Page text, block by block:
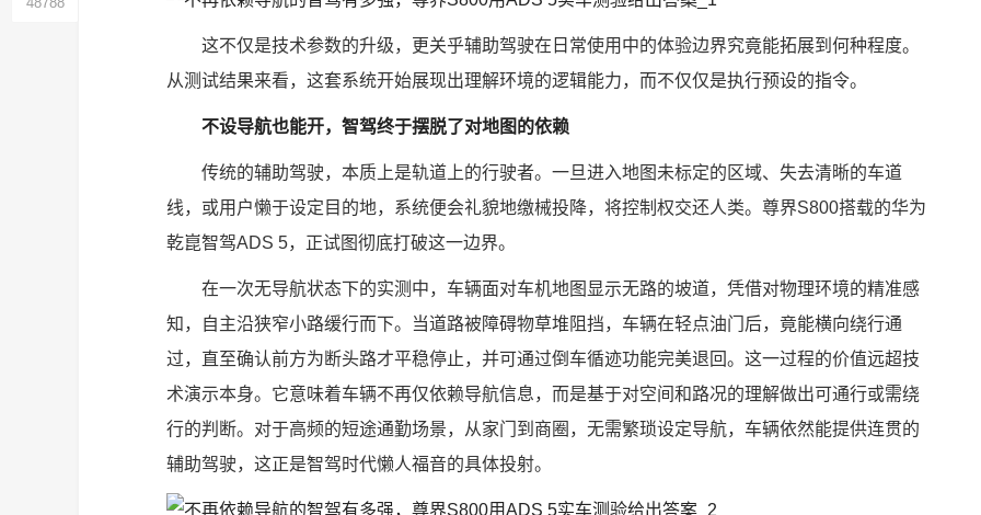
这不仅是技术参数的升级，更关乎辅助驾驶在日常使用中的体验边界究竟能拓展到何种程度。
从测试结果来看，这套系统开始展现出理解环境的逻辑能力，而不仅仅是执行预设的指令。
不设导航也能开，智驾终于摆脱了对地图的依赖
传统的辅助驾驶，本质上是轨道上的行驶者。一旦进入地图未标定的区域、失去清晰的车道
线，或用户懒于设定目的地，系统便会礼貌地缴械投降，将控制权交还人类。尊界S800搭载的华为
乾崑智驾ADS 5，正试图彻底打破这一边界。
在一次无导航状态下的实测中，车辆面对车机地图显示无路的坡道，凭借对物理环境的精准感
知，自主沿狭窄小路缓行而下。当道路被障碍物草堆阻挡，车辆在轻点油门后，竟能横向绕行通
过，直至确认前方为断头路才平稳停止，并可通过倒车循迹功能完美退回。这一过程的价值远超技
术演示本身。它意味着车辆不再仅依赖导航信息，而是基于对空间和路况的理解做出可通行或需绕
行的判断。对于高频的短途通勤场景，从家门到商圈，无需繁琐设定导航，车辆依然能提供连贯的
辅助驾驶，这正是智驾时代懒人福音的具体投射。